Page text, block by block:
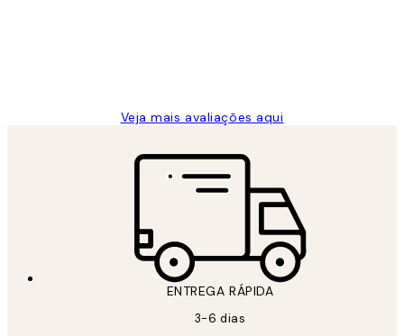
Veja mais avaliações aqui
ENTREGA RÁPIDA
3-6 dias